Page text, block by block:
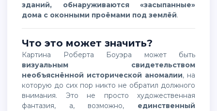
зданий, обнаруживаются «засыпанные»
дома с оконными проёмами под землёй.
Что это может значить?
Картина Роберта Боуэра может быть
визуальным свидетельством
необъяснённой исторической аномалии, на
которую до сих пор никто не обратил должного
внимания. Это не просто художественная
фантазия, а, возможно, единственный